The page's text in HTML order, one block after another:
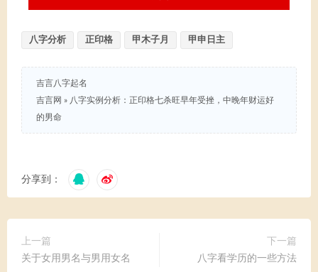
八字分析 正印格 甲木子月 甲申日主
吉言八字起名
吉言网 » 八字实例分析：正印格七杀旺早年受挫，中晚年财运好
的男命
分享到：
上一篇
关于女用男名与男用女名
下一篇
八字看学历的一些方法